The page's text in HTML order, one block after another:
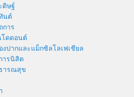
ดิษฐ์
นต์
การ
โดดอนต์
ปากและแม็กซิลโลเฟเชียล
ารนิสิต
ารณสุข